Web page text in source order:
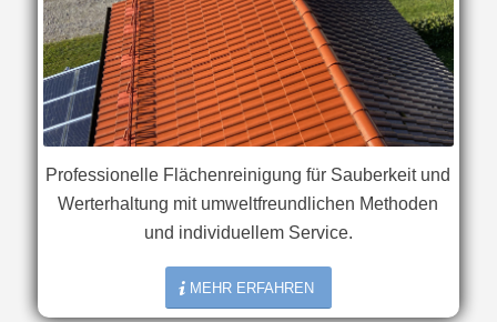
Professionelle Flächenreinigung für Sauberkeit und
Werterhaltung mit umweltfreundlichen Methoden
und individuellem Service.
MEHR ERFAHREN